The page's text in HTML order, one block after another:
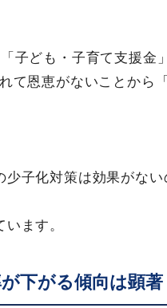
子ども・子育て支援金
て恩恵がないことから
少子化対策は効果がない
ます。
下がる傾向は顕著